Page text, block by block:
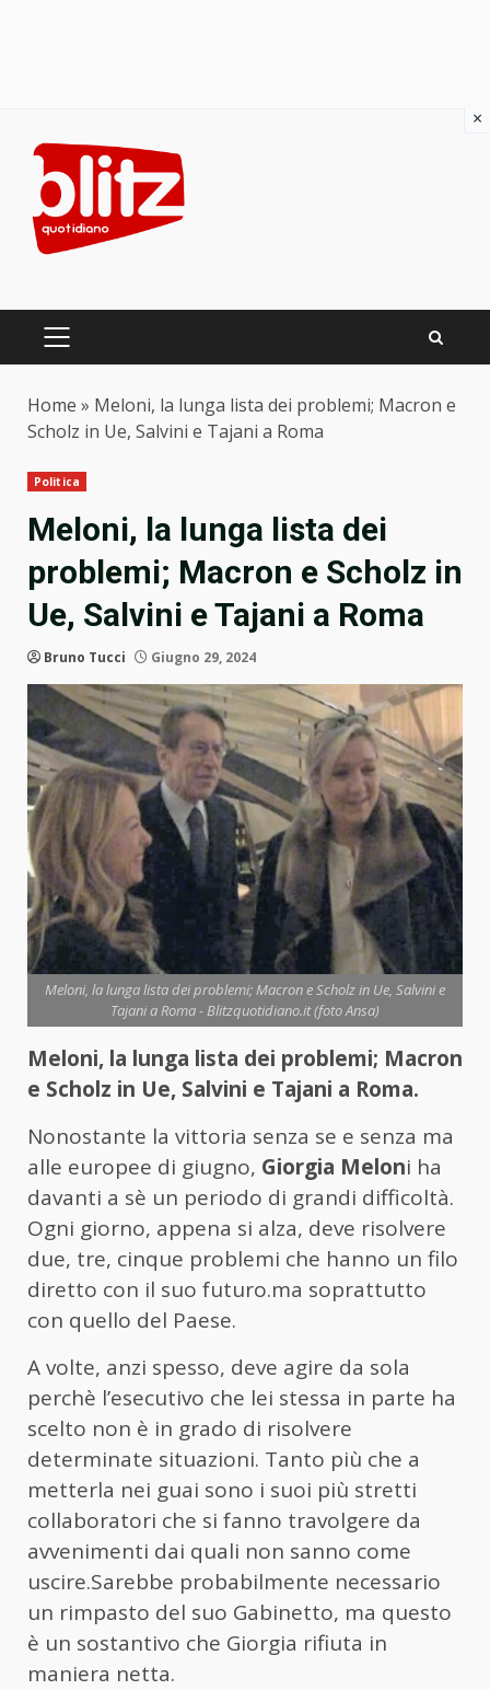
content
PRIMARY
Home » Meloni, la lunga lista dei problemi; Macron e
Scholz in Ue, Salvini e Tajani a Roma
Politica
Meloni, la lunga lista dei
problemi; Macron e Scholz in
Ue, Salvini e Tajani a Roma
Bruno Tucci Giugno 29, 2024
Meloni, la lunga lista dei problemi; Macron e Scholz in Ue, Salvini e
Tajani a Roma - Blitzquotidiano.it (foto Ansa)
Meloni, la lunga lista dei problemi; Macron
e Scholz in Ue, Salvini e Tajani a Roma.
Nonostante la vittoria senza se e senza ma
alle europee di giugno, Giorgia Meloni ha
davanti a sè un periodo di grandi difficoltà.
Ogni giorno, appena si alza, deve risolvere
due, tre, cinque problemi che hanno un filo
diretto con il suo futuro.ma soprattutto
con quello del Paese.
A volte, anzi spesso, deve agire da sola
perchè l’esecutivo che lei stessa in parte ha
scelto non è in grado di risolvere
determinate situazioni. Tanto più che a
metterla nei guai sono i suoi più stretti
collaboratori che si fanno travolgere da
avvenimenti dai quali non sanno come
uscire.Sarebbe probabilmente necessario
un rimpasto del suo Gabinetto, ma questo
è un sostantivo che Giorgia rifiuta in
maniera netta.
×